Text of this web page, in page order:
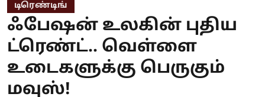
டிரெண்டிங்
ஃபேஷன் உலகின் புதிய
ட்ரெண்ட்.. வெள்ளை
உடைகளுக்கு பெருகும்
மவுஸ்!